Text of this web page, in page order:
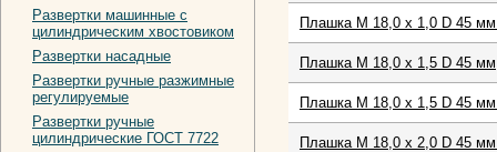
Развертки машинные с
цилиндрическим хвостовиком
Развертки насадные
Развертки ручные разжимные
регулируемые
Развертки ручные
цилиндрические ГОСТ 7722
Плашка М 18,0 х 1,0 D 45
Плашка М 18,0 х 1,5 D 45 мм
Плашка М 18,0 х 1,5 D 45
Плашка М 18,0 х 2,0 D 45